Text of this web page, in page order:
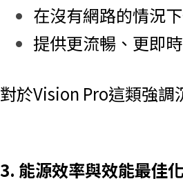
在沒有網路的情況
提供更流暢、更即
對於Vision Pro這類強調
3. 能源效率與效能最佳化